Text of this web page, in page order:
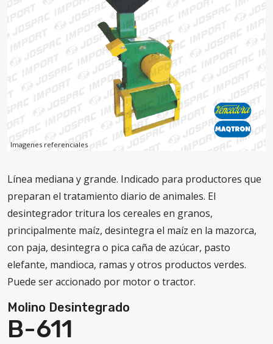
Imagenes referenciales
Línea mediana y grande. Indicado para productores que
preparan el tratamiento diario de animales. El
desintegrador tritura los cereales en granos,
principalmente maíz, desintegra el maíz en la mazorca,
con paja, desintegra o pica caña de azúcar, pasto
elefante, mandioca, ramas y otros productos verdes.
Puede ser accionado por motor o tractor.
Molino Desintegrado
B-611